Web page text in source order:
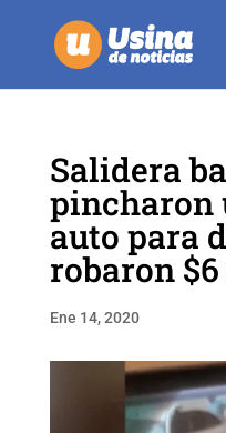
Salidera
pincharon
auto para
robaron
Ene 14, 2020